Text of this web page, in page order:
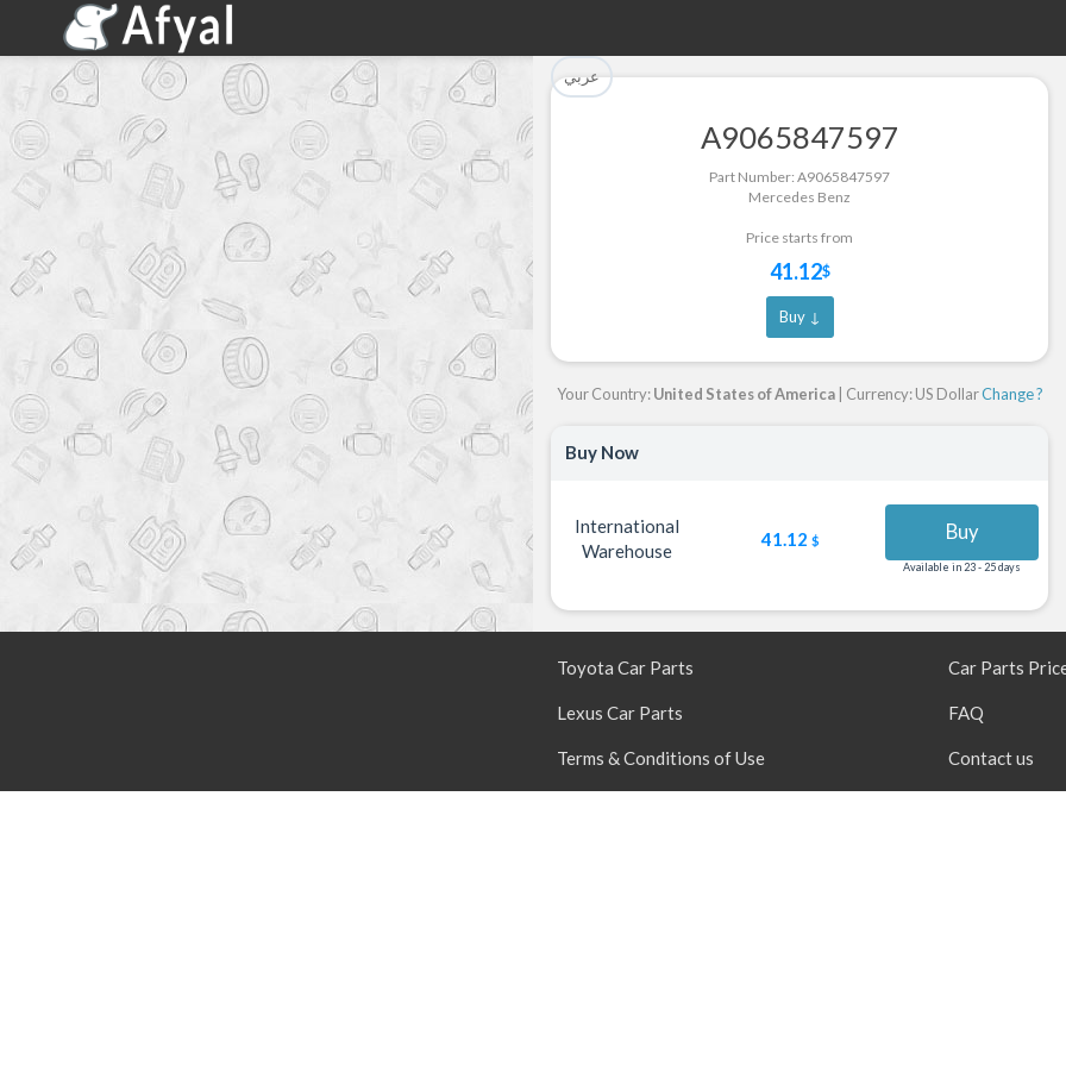
عربي
A9065847597
Part Number: A9065847597
Mercedes Benz
Price starts from
41.12$
Buy ↓
Your Country:United States of America| Currency: US DollarChange ?
Buy Now
International
Warehouse
41.12 $ Buy
Available in 23 - 25 days
Part Successfully Selected
Part Added to Cart
Toyota Car Parts
Lexus Car Parts
Terms & Conditions of Use
Car Parts
FAQ
Contact us